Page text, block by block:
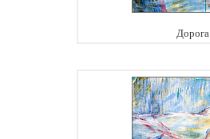
Дорога